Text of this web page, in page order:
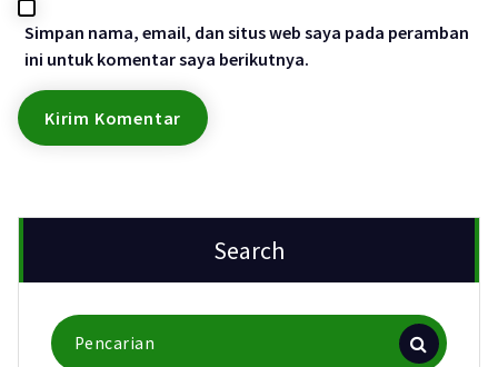
Simpan nama, email, dan situs web saya pada peramban
ini untuk komentar saya berikutnya.
Search
Pencarian
untuk: